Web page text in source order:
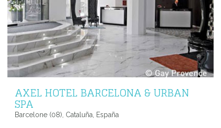
AXEL HOTEL BARCELONA & URBAN
SPA
Barcelone (08), Cataluña, España